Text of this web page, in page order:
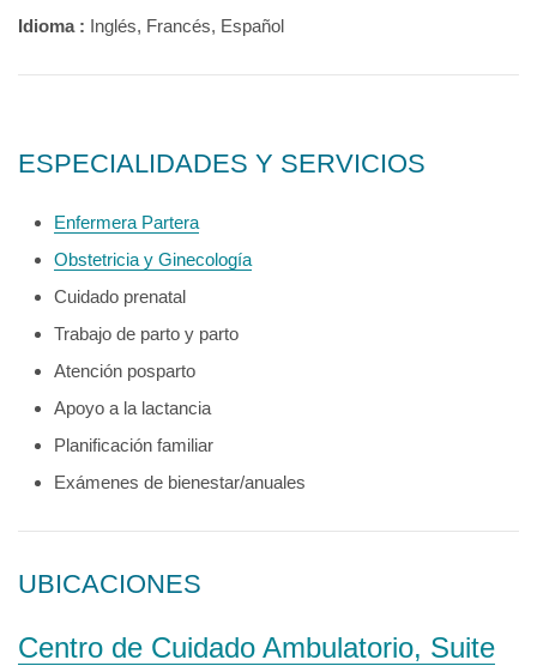
Idioma : Inglés, Francés, Español
ESPECIALIDADES Y SERVICIOS
Enfermera Partera
Obstetricia y Ginecología
Cuidado prenatal
Trabajo de parto y parto
Atención posparto
Apoyo a la lactancia
Planificación familiar
Exámenes de bienestar/anuales
UBICACIONES
Centro de Cuidado Ambulatorio, Suite